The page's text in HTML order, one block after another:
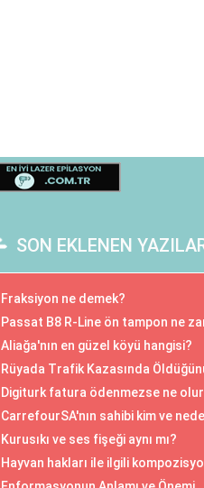
SON EKLENEN
Fraksiyon ne demek?
Passat B8 R-Line ön tampon ne
Aliağa'nın en güzel köyü hangisi?
Rüyada Trafik Kazasında
Digiturk fatura ödenmezse ne
CarrefourSA'nın sahibi kim ve
Kurusıkı ve ses fişeği aynı mı?
Hayvan hakları ile ilgili